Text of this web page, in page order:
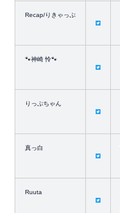
Recap/りきゃっぷ
🐾神崎 怜🐾
りっぷちゃん
真っ白
Ruuta